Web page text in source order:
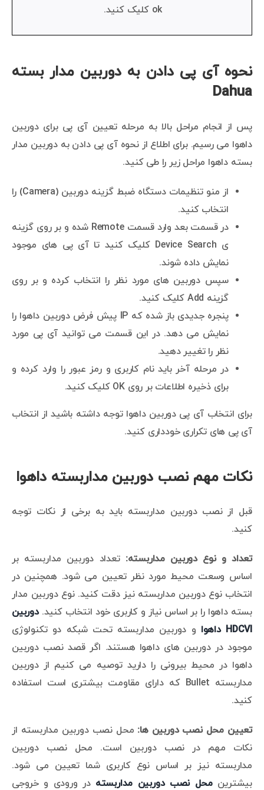
ok کلیک کنید.
نحوه آی پی دادن به دوربین مدار بسته
Dahua
پس از انجام مراحل بالا به مرحله تعیین آی پی برای دوربین
داهوا می رسیم. برای اطلاع از نحوه آی پی دادن به دوربین مدار
بسته داهوا مراحل زیر را طی کنید.
از منو تنظیمات دستگاه ضبط گزینه دوربین (Camera) را
انتخاب کنید.
در قسمت بعد وارد قسمت Remote شده و بر روی گزینه
ی Device Search کلیک کنید تا آی پی های موجود
نمایش داده شوند.
سپس دوربین های مورد نظر را انتخاب کرده و بر روی
گزینه Add کلیک کنید.
پنجره جدیدی باز شده که IP پیش فرض دوربین داهوا را
نمایش می دهد. در این قسمت می توانید آی پی مورد
نظر را تغییر دهید.
در مرحله آخر باید نام کاربری و رمز عبور را وارد کرده و
برای ذخیره اطلاعات بر روی OK کلیک کنید.
برای انتخاب آی پی دوربین داهوا توجه داشته باشید از انتخاب
آی پی های تکراری خودداری کنید.
نکات مهم نصب دوربین مداربسته داهوا
قبل از نصب دوربین مداربسته باید به برخی از نکات توجه
کنید.
تعداد و نوع دوربین مداربسته: تعداد دوربین مداربسته بر
اساس وسعت محیط مورد نظر تعیین می شود. همچنین در
انتخاب نوع دوربین مداربسته نیز دقت کنید. نوع دوربین مدار
بسته داهوا را بر اساس نیاز و کاربری خود انتخاب کنید.دوربین
HDCVI داهوا و دوربین مداربسته تحت شبکه دو تکنولوژی
موجود در دوربین های داهوا هستند. اگر قصد نصب دوربین
داهوا در محیط بیرونی را دارید توصیه می کنیم از دوربین
مداربسته Bullet که دارای مقاومت بیشتری است استفاده
کنید.
تعیین محل نصب دوربین ها: محل نصب دوربین مداربسته از
نکات مهم در نصب دوربین است. محل نصب دوربین
مداربسته نیز بر اساس نوع کاربری شما تعیین می شود.
بیشترین محل نصب دوربین مداربسته در ورودی و خروجی